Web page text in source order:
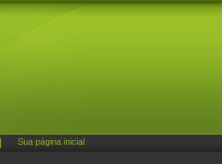
Sua página inicial